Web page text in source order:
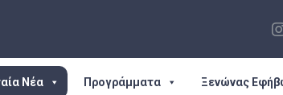
Νέα Προγράμματα Ξενώνας